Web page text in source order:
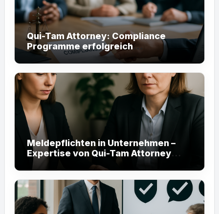
Qui-Tam Attorney: Compliance
Programme erfolgreich
implementieren (60 Zeichen)
Meldepflichten in Unternehmen –
Expertise von Qui-Tam Attorney
helfen Ihnen